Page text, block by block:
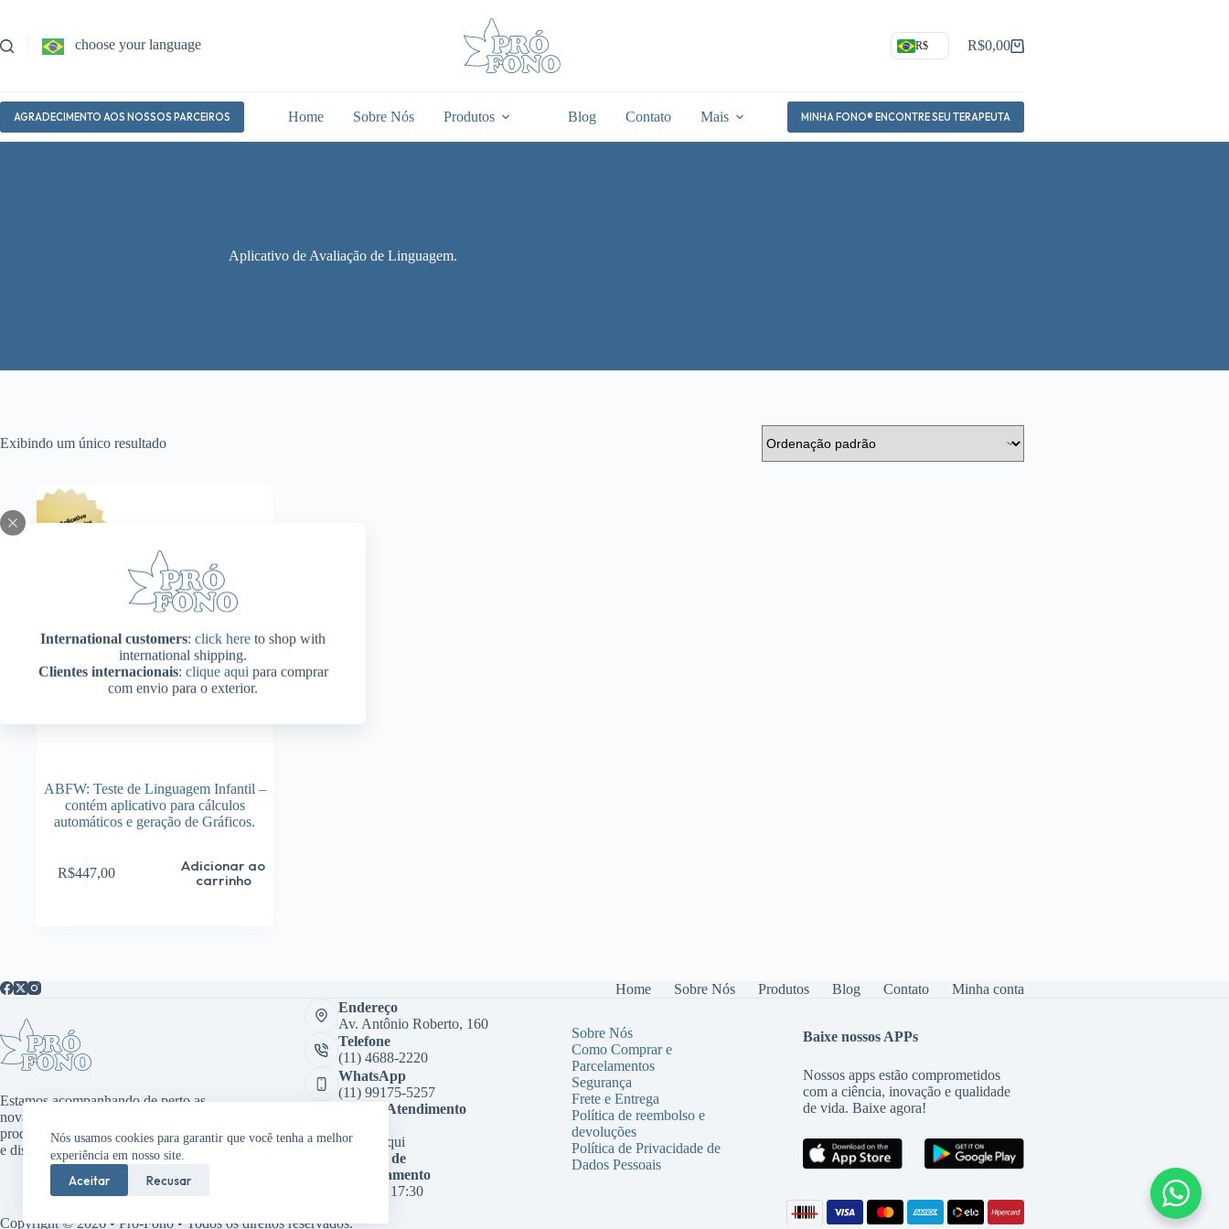
o
conteúdo
International customers: click here to shop with
international shipping.
Clientes internacionais: clique aqui para comprar
com envio para o exterior.
Nós usamos cookies para garantir que você tenha a melhor
experiência em nosso site.
Aceitar Recusar
choose your language R$ Carrinho
R$0,00
AGRADECIMENTO AOS NOSSOS PARCEIROS Home Sobre Nós Produtos Blog Contato Mais MINHA FONO® ENCONTRE SEU TERAPEUTA
Aplicativo de Avaliação de Linguagem.
Exibindo um único resultado
ABFW: Teste de Linguagem Infantil –
contém aplicativo para cálculos
automáticos e geração de Gráficos.
R$447,00
Adicionar ao
carrinho
Home Sobre Nós Produtos Blog Contato Minha conta
Estamos acompanhando de perto as
novas tecnologias, desenvolvendo
produtos inovadores como aplicativos
e dispositivos médicos.
Endereço
Av. Antônio Roberto, 160
Telefone
(11) 4688-2220
WhatsApp
(11) 99175-5257
Sala de Atendimento
Clique aqui
Horário de
funcionamento
08:00 às 17:30
Sobre Nós
Como Comprar e
Parcelamentos
Segurança
Frete e Entrega
Política de reembolso e
devoluções
Política de Privacidade de
Dados Pessoais
Baixe nossos APPs
Nossos apps estão comprometidos
com a ciência, inovação e qualidade
de vida. Baixe agora!
Copyright © 2026 • Pró-Fono • Todos os direitos reservados.